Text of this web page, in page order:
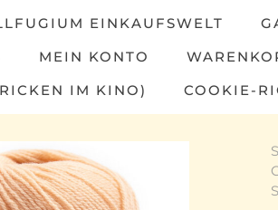
EINKAUFSWELT
MEIN KONTO
IM KINO)
COOKIE-